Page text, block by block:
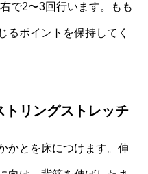
で2〜3回行います。もも
るポイントを保持してく
トリングストレッチ
かとを床につけます。伸